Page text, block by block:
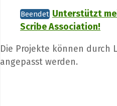
Beendet Unterstützt
Scribe Association!
Die Projekte können durch
angepasst werden.